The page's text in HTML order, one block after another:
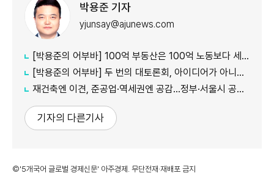
박용준 기자
yjunsay@ajunews.com
[박용준의 어부바] 100억 부동산은 100억 노동보다 세금을 덜 낼까
[박용준의 어부바] 두 번의 대토론회, 아이디어가 아니라 결론이 듣고 싶다
재건축엔 이견, 준공업·역세권엔 공감…정부·서울시 공급책 '동상이몽'
기자의 다른기사
©'5개국어 글로벌 경제신문' 아주경제. 무단전재·재배포 금지